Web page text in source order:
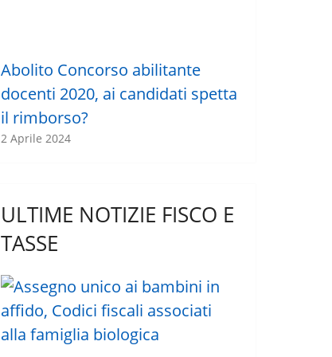
Abolito Concorso abilitante
docenti 2020, ai candidati spetta
il rimborso?
2 Aprile 2024
ULTIME NOTIZIE FISCO E
TASSE